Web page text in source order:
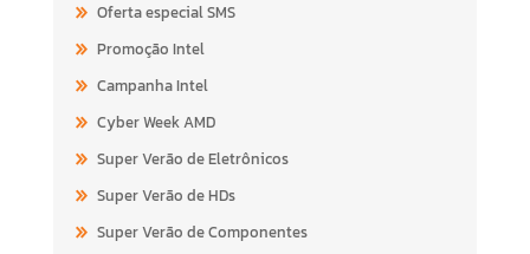
Oferta especial SMS
Promoção Intel
Campanha Intel
Cyber Week AMD
Super Verão de Eletrônicos
Super Verão de HDs
Super Verão de Componentes